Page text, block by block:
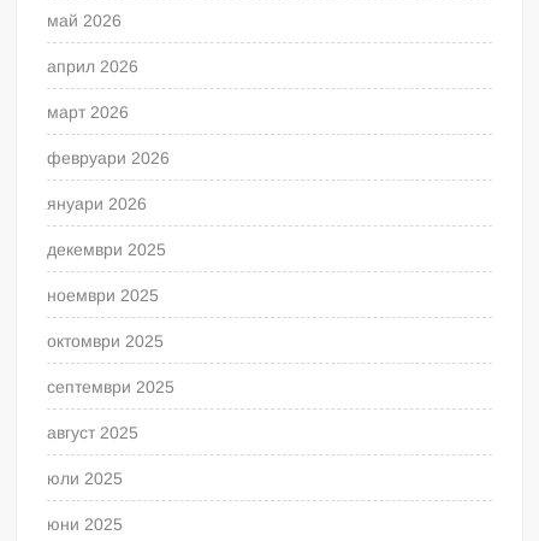
май 2026
април 2026
март 2026
февруари 2026
януари 2026
декември 2025
ноември 2025
октомври 2025
септември 2025
август 2025
юли 2025
юни 2025